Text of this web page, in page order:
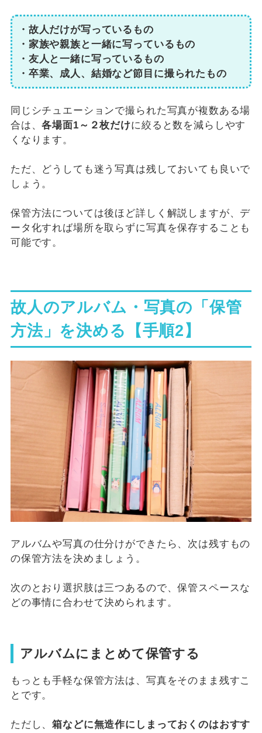
・故人だけが写っているもの
・家族や親族と一緒に写っているもの
・友人と一緒に写っているもの
・卒業、成人、結婚など節目に撮られたもの
同じシチュエーションで撮られた写真が複数ある場
合は、各場面1～２枚だけに絞ると数を減らしやす
くなります。
ただ、どうしても迷う写真は残しておいても良いで
しょう。
保管方法については後ほど詳しく解説しますが、デ
ータ化すれば場所を取らずに写真を保存することも
可能です。
故人のアルバム・写真の「保管
方法」を決める【手順2】
アルバムや写真の仕分けができたら、次は残すもの
の保管方法を決めましょう。
次のとおり選択肢は三つあるので、保管スペースな
どの事情に合わせて決められます。
アルバムにまとめて保管する
もっとも手軽な保管方法は、写真をそのまま残すこ
とです。
ただし、箱などに無造作にしまっておくのはおすす